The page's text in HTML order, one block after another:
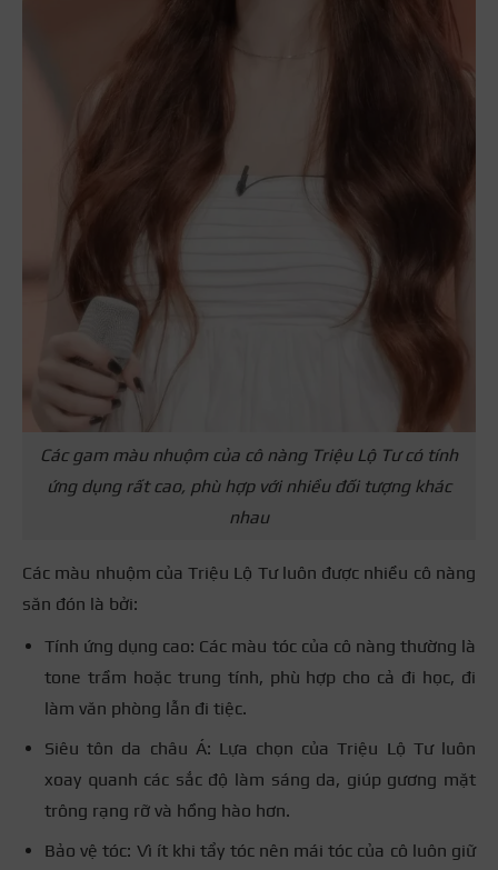
Các gam màu nhuộm của cô nàng Triệu Lộ Tư có tính
ứng dụng rất cao, phù hợp với nhiều đối tượng khác
nhau
Các màu nhuộm của Triệu Lộ Tư luôn được nhiều cô nàng
săn đón là bởi:
Tính ứng dụng cao: Các màu tóc của cô nàng thường là
tone trầm hoặc trung tính, phù hợp cho cả đi học, đi
làm văn phòng lẫn đi tiệc.
Siêu tôn da châu Á: Lựa chọn của Triệu Lộ Tư luôn
xoay quanh các sắc độ làm sáng da, giúp gương mặt
trông rạng rỡ và hồng hào hơn.
Bảo vệ tóc: Vì ít khi tẩy tóc nên mái tóc của cô luôn giữ